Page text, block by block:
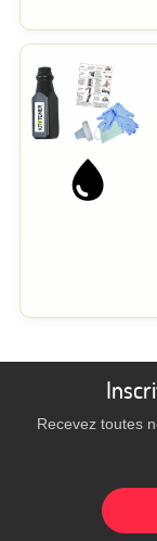
Recevez toutes